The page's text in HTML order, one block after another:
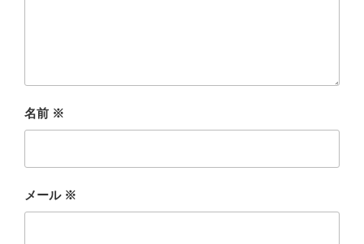
名前 ※
メール ※